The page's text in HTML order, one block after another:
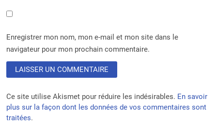
Enregistrer mon nom, mon e-mail et mon site dans le
navigateur pour mon prochain commentaire.
Ce site utilise Akismet pour réduire les indésirables. En savoir
plus sur la façon dont les données de vos commentaires sont
traitées.